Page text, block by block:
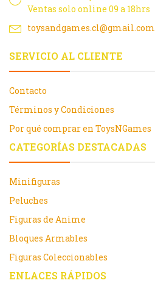
Ventas solo online 09 a 18hrs
toysandgames.cl@gmail.com
SERVICIO AL CLIENTE
Contacto
Términos y Condiciones
Por qué comprar en ToysNGames
CATEGORÍAS DESTACADAS
Minifiguras
Peluches
Figuras de Anime
Bloques Armables
Figuras Coleccionables
ENLACES RÁPIDOS